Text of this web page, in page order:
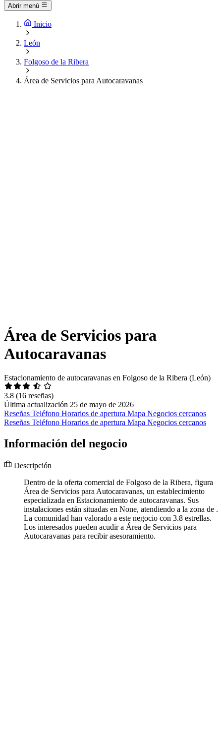
Abrir menú
Inicio
León
Folgoso de la Ribera
Área de Servicios para Autocaravanas
Área de Servicios para
Autocaravanas
Estacionamiento de autocaravanas en Folgoso de la Ribera (León)
3.8 (16 reseñas)
Última actualización 25 de mayo de 2026
Reseñas Teléfono Horarios de apertura Mapa Negocios cercanos
Reseñas Teléfono Horarios de apertura Mapa Negocios cercanos
Información del negocio
Descripción
Dentro de la oferta comercial de Folgoso de la Ribera, figura
Área de Servicios para Autocaravanas, un establecimiento
especializada en Estacionamiento de autocaravanas. Sus
instalaciones están situadas en None, atendiendo a la zona de .
La comunidad han valorado a este negocio con 3.8 estrellas.
Los interesados pueden acudir a Área de Servicios para
Autocaravanas para recibir asesoramiento.